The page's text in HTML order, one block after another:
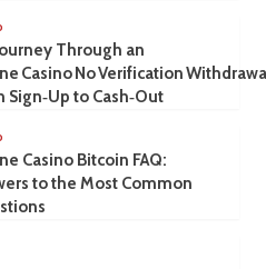
Through an
Casino No Verification
Sign‑Up to Cash‑Out
Casino Bitcoin FAQ:
to the Most Common